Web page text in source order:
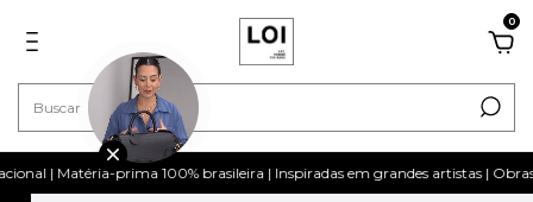
0
| Matéria-prima 100% brasileira | Inspiradas em grandes artistas | Obras